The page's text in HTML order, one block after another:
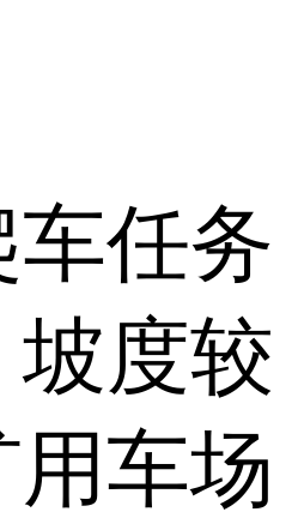
任务
度较
车场